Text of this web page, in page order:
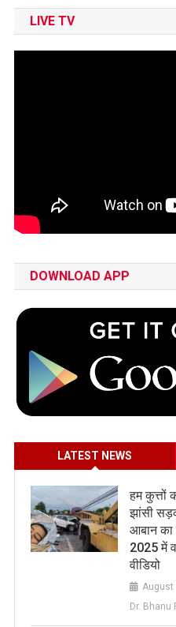
LIVE TV
DOWNLOAD APP
LATEST NEWS
हम कुत्तों
झांसी
आबान का
2025 में
वीडियो
August
Dr. Bhanu